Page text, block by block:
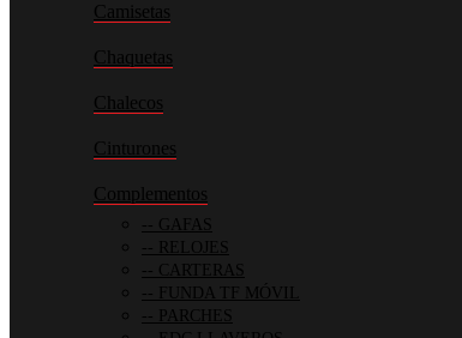
Camisetas
Chaquetas
Chalecos
Cinturones
Complementos
GAFAS
RELOJES
CARTERAS
FUNDA TF MÓVIL
PARCHES